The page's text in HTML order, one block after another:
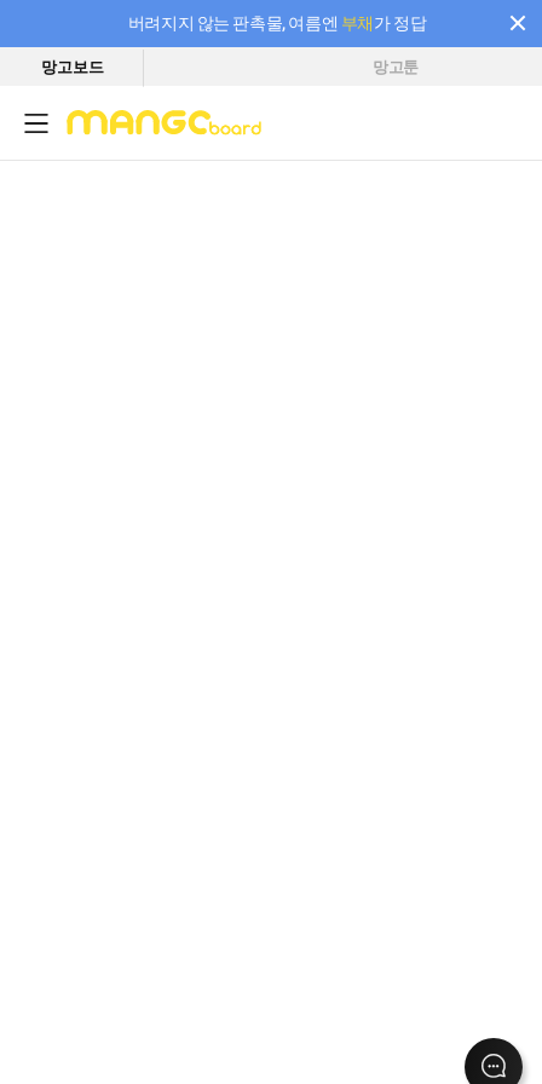
버려지지 않는 판촉물, 여름엔 부채가 정답
필요한 만큼 충전하고 끊김 없이 작업하세요! 새로워진 AI 부스터 요금제
망고보드 망고툰